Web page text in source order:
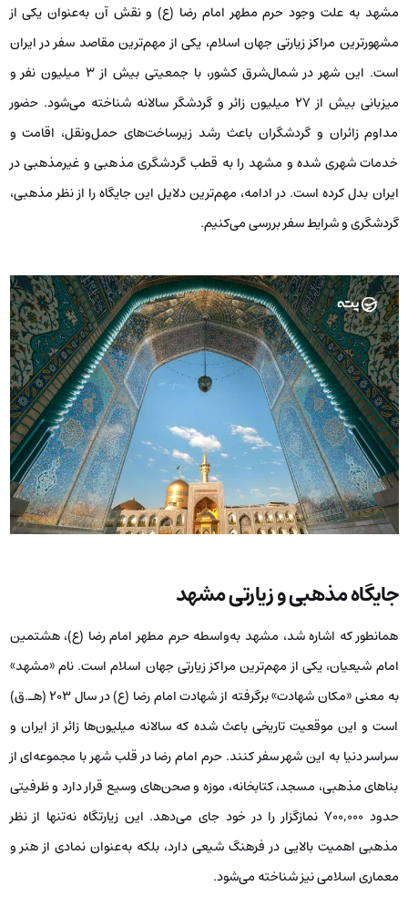
مشهد به علت وجود حرم مطهر امام رضا (ع) و نقش آن به‌عنوان یکی از
مشهورترین مراکز زیارتی جهان اسلام، یکی از مهم‌ترین مقاصد سفر در ایران
است. این شهر در شمال‌شرق کشور، با جمعیتی بیش از ۳ میلیون نفر و
میزبانی بیش از ۲۷ میلیون زائر و گردشگر سالانه شناخته می‌شود. حضور
مداوم زائران و گردشگران باعث رشد زیرساخت‌های حمل‌ونقل، اقامت و
خدمات شهری شده و مشهد را به قطب گردشگری مذهبی و غیرمذهبی در
ایران بدل کرده است. در ادامه، مهم‌ترین دلایل این جایگاه را از نظر مذهبی،
گردشگری و شرایط سفر بررسی می‌کنیم.
جایگاه مذهبی و زیارتی مشهد
همانطور که اشاره شد، مشهد به‌واسطه حرم مطهر امام رضا (ع)، هشتمین
امام شیعیان، یکی از مهم‌ترین مراکز زیارتی جهان اسلام است. نام «مشهد»
به معنی «مکان شهادت» برگرفته از شهادت امام رضا (ع) در سال ۲۰۳ (هـ.ق)
است و این موقعیت تاریخی باعث شده که سالانه میلیون‌ها زائر از ایران و
سراسر دنیا به این شهر سفر کنند. حرم امام رضا در قلب شهر با مجموعه‌ای از
بناهای مذهبی، مسجد، کتابخانه، موزه و صحن‌های وسیع قرار دارد و ظرفیتی
حدود ۷۰۰,۰۰۰ نمازگزار را در خود جای می‌دهد. این زیارتگاه نه‌تنها از نظر
مذهبی اهمیت بالایی در فرهنگ شیعی دارد، بلکه به‌عنوان نمادی از هنر و
معماری اسلامی نیز شناخته می‌شود.